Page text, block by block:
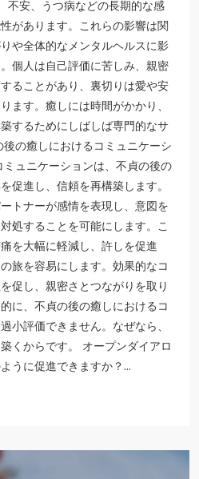
安、うつ病などの長期的な感
があります。これらの影響は関
や全体的なメンタルヘルスに影
個人は自己評価に苦しみ、親密
ることがあり、裏切りは愛や安
ます。癒しには時間がかかり、
するためにしばしば専門的なサ
の癒しにおけるコミュニケーシ
ュニケーションは、不貞の後の
促進し、信頼を再構築します。
トナーが感情を表現し、意図を
処することを可能にします。こ
を大幅に軽減し、許しを促進
旅を容易にします。効果的なコ
促し、親密さとつながりを取り
に、不貞の後の癒しにおけるコ
小評価できません。なぜなら、
くからです。 オープンダイアロ
うに促進できますか？…